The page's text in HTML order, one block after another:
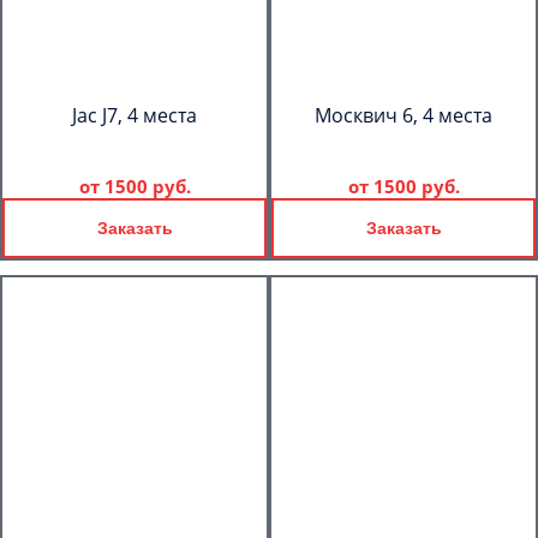
Jac J7, 4 места
от 1500 руб.
Заказать
Москвич 6, 4 места
от 1500 руб.
Заказать